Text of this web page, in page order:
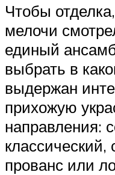
Чтобы
мелочи
единый
выбрать в
выдержан
прихожую
направления:
классический,
прованс или